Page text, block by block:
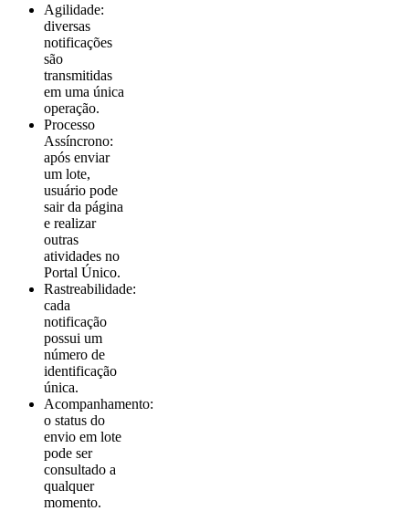
Agilidade:
diversas
notificações
são
transmitidas
em uma única
operação.
Processo
Assíncrono:
após enviar
um lote,
usuário pode
sair da página
e realizar
outras
atividades no
Portal Único.
Rastreabilidade:
cada
notificação
possui um
número de
identificação
única.
Acompanhamento:
o status do
envio em lote
pode ser
consultado a
qualquer
momento.